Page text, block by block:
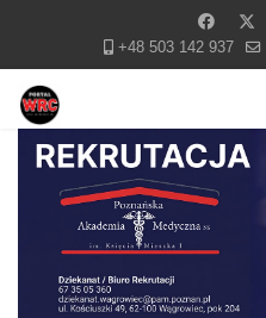
+48 503 142 937